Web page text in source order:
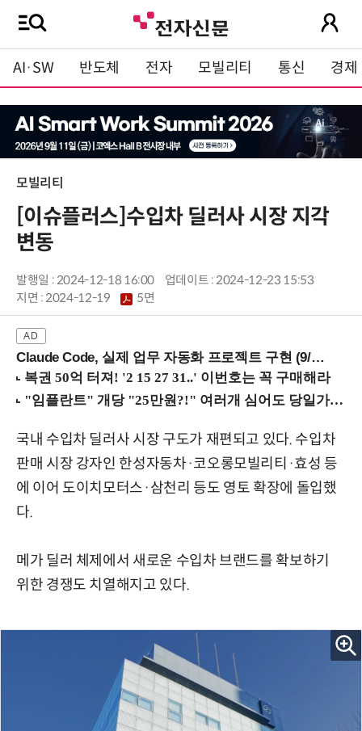
AI·SW 반도체 전자 모빌리티 통신 경제
모빌리티
[이슈플러스]수입차 딜러사 시장 지각
변동
발행일 : 2024-12-18 16:00
업데이트 : 2024-12-23 15:53
지면 :2024-12-19 5면
Claude Code, 실제 업무 자동화 프로젝트 구현 (9/16 ~17 강남역)
국내 수입차 딜러사 시장 구도가 재편되고 있다. 수입차
판매 시장 강자인 한성자동차·코오롱모빌리티·효성 등
에 이어 도이치모터스·삼천리 등도 영토 확장에 돌입했
다.
메가 딜러 체제에서 새로운 수입차 브랜드를 확보하기
위한 경쟁도 치열해지고 있다.